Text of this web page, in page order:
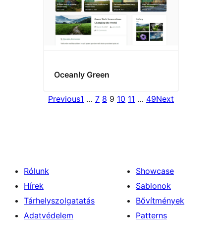
Oceanly Green
Previous1 … 7 8 9 10 11 … 49Next
Rólunk
Hírek
Tárhelyszolgatatás
Adatvédelem
Showcase
Sablonok
Bővítmények
Patterns